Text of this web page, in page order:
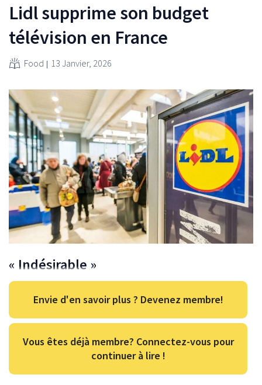
Lidl supprime son budget
télévision en France
Food 13 Janvier, 2026
« Indésirable »
Envie d'en savoir plus ? Devenez membre!
Vous êtes déjà membre? Connectez-vous pour
continuer à lire !